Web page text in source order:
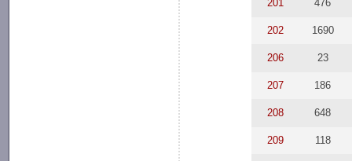
201 476
202 1690
206 23
207 186
208 648
209 118